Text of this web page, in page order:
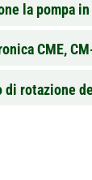
la pompa in
CME,
rotazione